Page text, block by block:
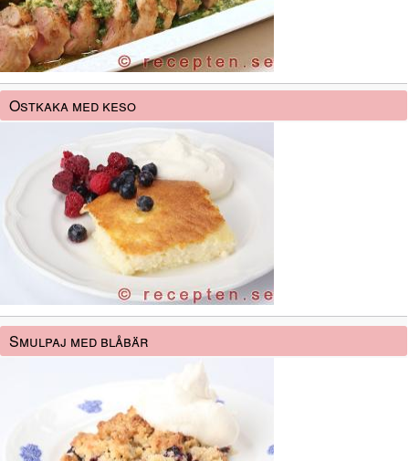
Ostkaka med keso
Smulpaj med blåbär